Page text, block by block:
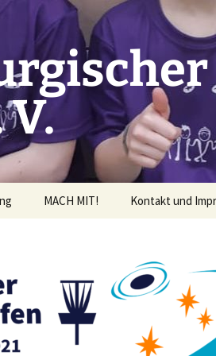
MACH MIT! Kontakt und